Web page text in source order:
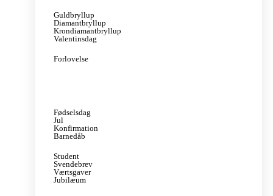
Guldbryllup
Diamantbryllup
Krondiamantbryllup
Valentinsdag
Forlovelse
Fødselsdag
Jul
Konfirmation
Barnedåb
Student
Svendebrev
Værtsgaver
Jubilæum